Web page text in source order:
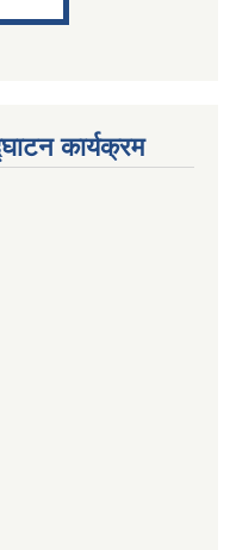
कार्यक्रम